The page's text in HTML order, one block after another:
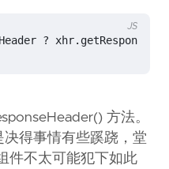
? xhr.
JS
方法。
决得事情有些蹊跷，堂
件不太可能犯下如此